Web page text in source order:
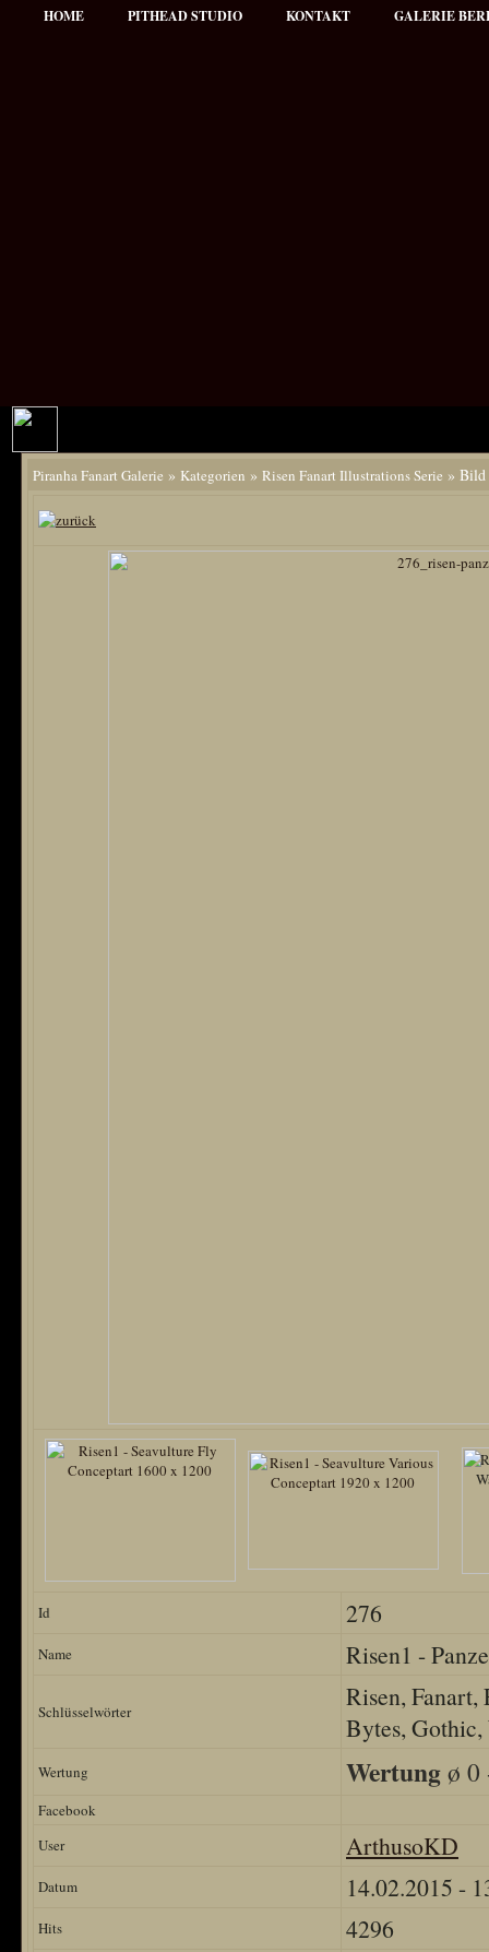
HOME PITHEAD STUDIO KONTAKT GALERIE
Piranha Fanart Galerie » Kategorien » Risen Fanart Illustrations Serie » Bild
Id 276
Name Risen1 -
Schlüsselwörter
Risen,
Bytes,
Wertung Wertungø 0
Facebook
User
ArthusoKD
Datum 14.02.2015 -
Hits 4296